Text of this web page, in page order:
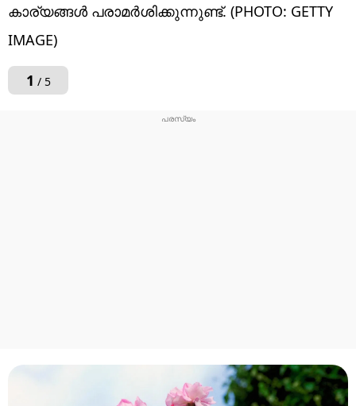
കാര്യങ്ങൾ പരാമർശിക്കുന്നുണ്ട്. (PHOTO: GETTY
IMAGE)
1 / 5